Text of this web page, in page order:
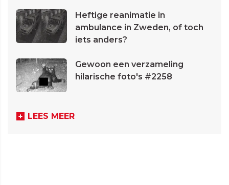
Heftige reanimatie in
ambulance in Zweden, of toch
iets anders?
Gewoon een verzameling
hilarische foto's #2258
LEES MEER